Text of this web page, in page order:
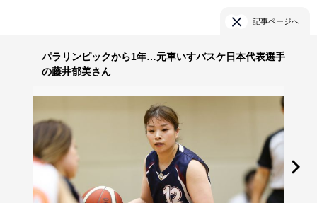
記事ページへ
パラリンピックから1年…元車いすバスケ日本代表選手
の藤井郁美さん